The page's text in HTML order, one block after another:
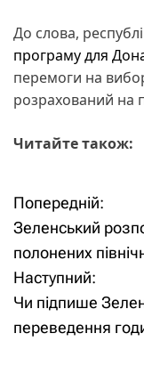
До слова,
програму для
перемоги на
розрахований на
Читайте також:
Н
а
в
і
Попередній:
Зеленський
полонених
Наступний:
Чи підпише
переведення